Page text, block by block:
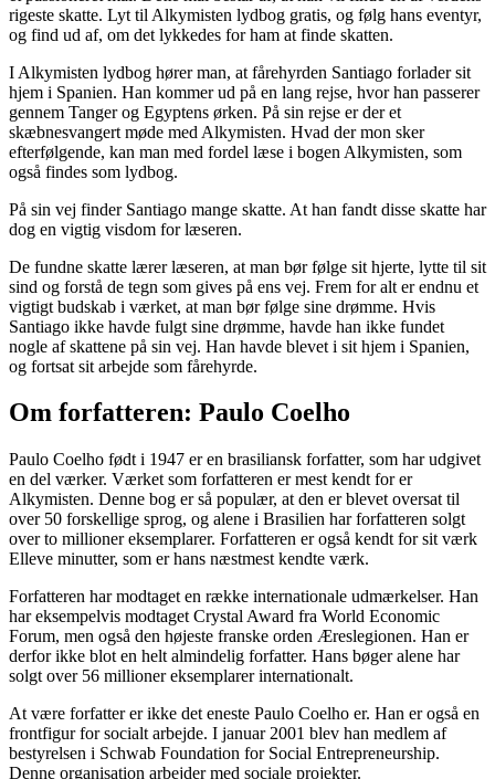
rigeste skatte. Lyt til Alkymisten lydbog gratis, og følg hans eventyr,
og find ud af, om det lykkedes for ham at finde skatten.
I Alkymisten lydbog hører man, at fårehyrden Santiago forlader sit
hjem i Spanien. Han kommer ud på en lang rejse, hvor han passerer
gennem Tanger og Egyptens ørken. På sin rejse er der et
skæbnesvangert møde med Alkymisten. Hvad der mon sker
efterfølgende, kan man med fordel læse i bogen Alkymisten, som
også findes som lydbog.
På sin vej finder Santiago mange skatte. At han fandt disse skatte har
dog en vigtig visdom for læseren.
De fundne skatte lærer læseren, at man bør følge sit hjerte, lytte til sit
sind og forstå de tegn som gives på ens vej. Frem for alt er endnu et
vigtigt budskab i værket, at man bør følge sine drømme. Hvis
Santiago ikke havde fulgt sine drømme, havde han ikke fundet
nogle af skattene på sin vej. Han havde blevet i sit hjem i Spanien,
og fortsat sit arbejde som fårehyrde.
Om forfatteren: Paulo Coelho
Paulo Coelho født i 1947 er en brasiliansk forfatter, som har udgivet
en del værker. Værket som forfatteren er mest kendt for er
Alkymisten. Denne bog er så populær, at den er blevet oversat til
over 50 forskellige sprog, og alene i Brasilien har forfatteren solgt
over to millioner eksemplarer. Forfatteren er også kendt for sit værk
Elleve minutter, som er hans næstmest kendte værk.
Forfatteren har modtaget en række internationale udmærkelser. Han
har eksempelvis modtaget Crystal Award fra World Economic
Forum, men også den højeste franske orden Æreslegionen. Han er
derfor ikke blot en helt almindelig forfatter. Hans bøger alene har
solgt over 56 millioner eksemplarer internationalt.
At være forfatter er ikke det eneste Paulo Coelho er. Han er også en
frontfigur for socialt arbejde. I januar 2001 blev han medlem af
bestyrelsen i Schwab Foundation for Social Entrepreneurship.
Denne organisation arbejder med sociale projekter.